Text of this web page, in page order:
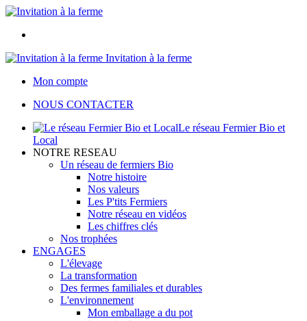
Invitation à la ferme
Mon compte
NOUS CONTACTER
Le réseau Fermier Bio et
Local
NOTRE RESEAU
Un réseau de fermiers Bio
Notre histoire
Nos valeurs
Les P'tits Fermiers
Notre réseau en vidéos
Les chiffres clés
Nos trophées
ENGAGES
L'élevage
La transformation
Des fermes familiales et durables
L'environnement
Mon emballage a du pot